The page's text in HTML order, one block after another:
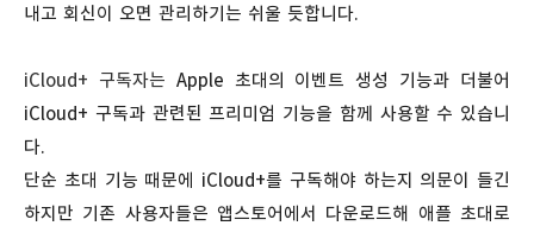
내고 회신이 오면 관리하기는 쉬울 듯합니다.
iCloud+ 구독자는 Apple 초대의 이벤트 생성 기능과 더불어
iCloud+ 구독과 관련된 프리미엄 기능을 함께 사용할 수 있습니
다.
단순 초대 기능 때문에 iCloud+를 구독해야 하는지 의문이 들긴
하지만 기존 사용자들은 앱스토어에서 다운로드해 애플 초대로